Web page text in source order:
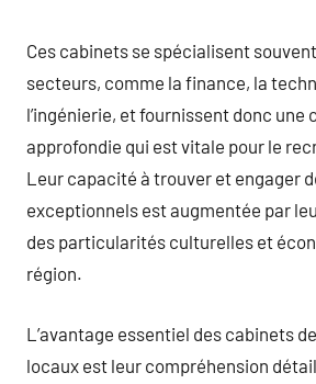
Ces cabinets se spécialisent
secteurs, comme la finance, la
l’ingénierie, et fournissent donc une
approfondie qui est vitale pour le
Leur capacité à trouver et engager
exceptionnels est augmentée par
des particularités culturelles et
région.
L’avantage essentiel des cabinets
locaux est leur compréhension